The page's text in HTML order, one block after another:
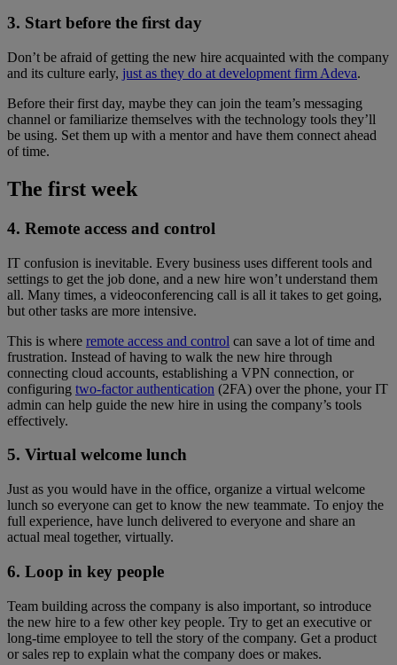
3. Start before the first day
Don’t be afraid of getting the new hire acquainted with the company
and its culture early, just as they do at development firm Adeva.
Before their first day, maybe they can join the team’s messaging
channel or familiarize themselves with the technology tools they’ll
be using. Set them up with a mentor and have them connect ahead
of time.
The first week
4. Remote access and control
IT confusion is inevitable. Every business uses different tools and
settings to get the job done, and a new hire won’t understand them
all. Many times, a videoconferencing call is all it takes to get going,
but other tasks are more intensive.
This is where remote access and control can save a lot of time and
frustration. Instead of having to walk the new hire through
connecting cloud accounts, establishing a VPN connection, or
configuring two-factor authentication (2FA) over the phone, your IT
admin can help guide the new hire in using the company’s tools
effectively.
5. Virtual welcome lunch
Just as you would have in the office, organize a virtual welcome
lunch so everyone can get to know the new teammate. To enjoy the
full experience, have lunch delivered to everyone and share an
actual meal together, virtually.
6. Loop in key people
Team building across the company is also important, so introduce
the new hire to a few other key people. Try to get an executive or
long-time employee to tell the story of the company. Get a product
or sales rep to explain what the company does or makes.